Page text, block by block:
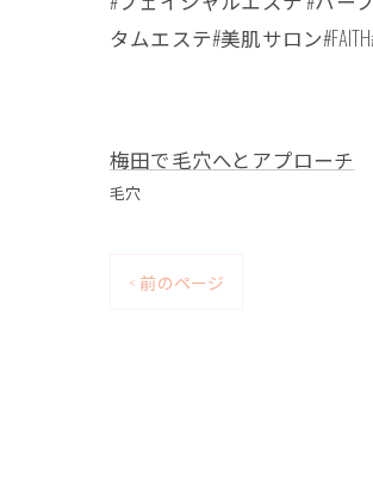
タムエステ#美肌サロン
梅田で毛穴へとアプローチ
毛穴
< 前のページ